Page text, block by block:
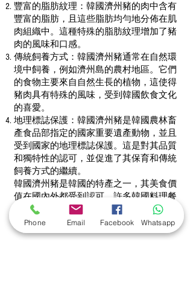
豐富的脂肪紋理：韓國濟州豬的肉中含有
豐富的脂肪，且這些脂肪均勻地分佈在肌
肉組織中。這種特殊的脂肪紋理增加了豬
肉的風味和口感。
傳統飼養方式：韓國濟州豬通常在自然環
境中飼養，例如濟州島的農村地區。它們
的食物主要來自自然生長的植物，這使得
豬肉具有特殊的風味，受到韓國飲食文化
的喜愛。
地理標誌保護：韓國濟州豬是韓國農林畜
產食品部指定的國家重要遺產動物，並且
受到國家的地理標誌保護。這是對其品質
和獨特性的認可，並促進了其保育和傳統
飼養方式的繼續。
韓國濟州豬是韓國的特產之一，其美食價
值在國內外都受到認可。許多韓國料理餐
廳和市場都供應這種優質的豬肉，作為令
人垂涎的美食選擇。
Phone Email Facebook Whatsapp